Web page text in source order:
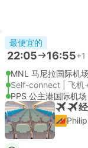
最便宜的
22:05 16:55+1
MNL 马尼拉国际机场
Self-connect | 飞机
PPS 公主港国际机场